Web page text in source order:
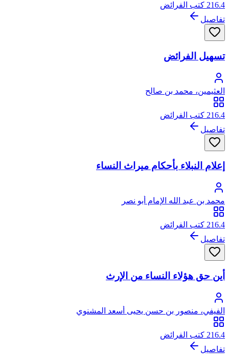
216.4 كتب الفرائض
تفاصيل
تسهيل الفرائض
العثيمين، محمد بن صالح
216.4 كتب الفرائض
تفاصيل
إعلام النبلاء بأحكام ميراث النساء
محمد بن عبد الله الإمام أبو نصر
216.4 كتب الفرائض
تفاصيل
أين حق هؤلاء النساء من الإرث
الفيفي، منصور بن حسن يحيى أسعد المشنوي
216.4 كتب الفرائض
تفاصيل